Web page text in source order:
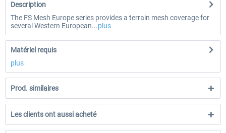
Description
The FS Mesh Europe series provides a terrain mesh coverage for
several Western European...plus
Matériel requis
plus
Prod. similaires
Les clients ont aussi acheté